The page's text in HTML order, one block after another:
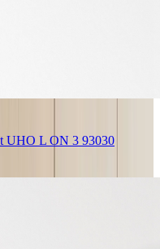
UHO L ON 3 93030